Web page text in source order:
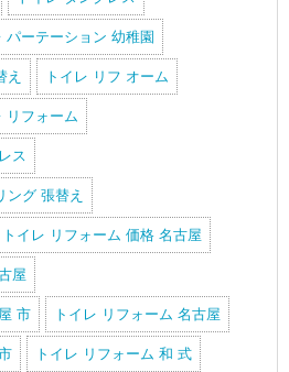
パーテーション 幼稚園
え トイレ リフ オーム
リフォーム
ス
ング 張替え
トイレ リフォーム 価格 名古屋
屋
市 トイレ リフォーム 名古屋
トイレ リフォーム 和 式